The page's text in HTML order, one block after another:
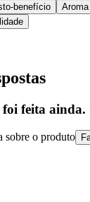
benefício
Aroma
feita ainda.
sobre o produto